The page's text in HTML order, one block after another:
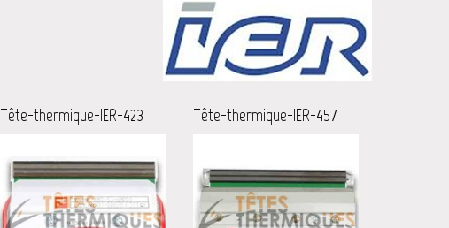
Tête-thermique-IER-423 Tête-thermique-IER-457